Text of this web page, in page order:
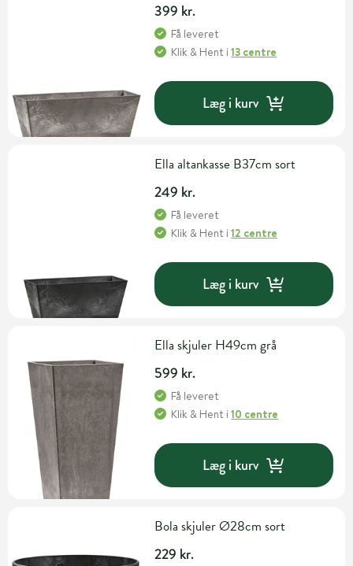
399 kr.
Få leveret
Klik & Hent i13 centre
Læg i kurv
Ella altankasse B37cm sort
249 kr.
Få leveret
Klik & Hent i12 centre
Læg i kurv
Ella skjuler H49cm grå
599 kr.
Få leveret
Klik & Hent i10 centre
Læg i kurv
Bola skjuler Ø28cm sort
229 kr.